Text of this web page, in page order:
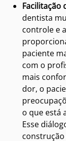
Facilitação
dentista
controle e
paciente
com o
mais
dor, o
o que está
Esse